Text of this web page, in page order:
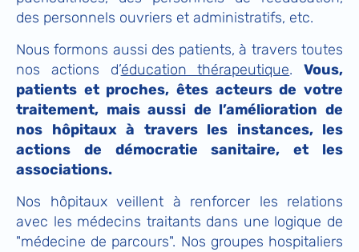
des personnels ouvriers et administratifs, etc.
Nous formons aussi des patients, à travers toutes
nos actions d’éducation thérapeutique. Vous,
patients et proches, êtes acteurs de votre
traitement, mais aussi de l’amélioration de
nos hôpitaux à travers les instances, les
actions de démocratie sanitaire, et les
associations.
Nos hôpitaux veillent à renforcer les relations
avec les médecins traitants dans une logique de
"médecine de parcours". Nos groupes hospitaliers